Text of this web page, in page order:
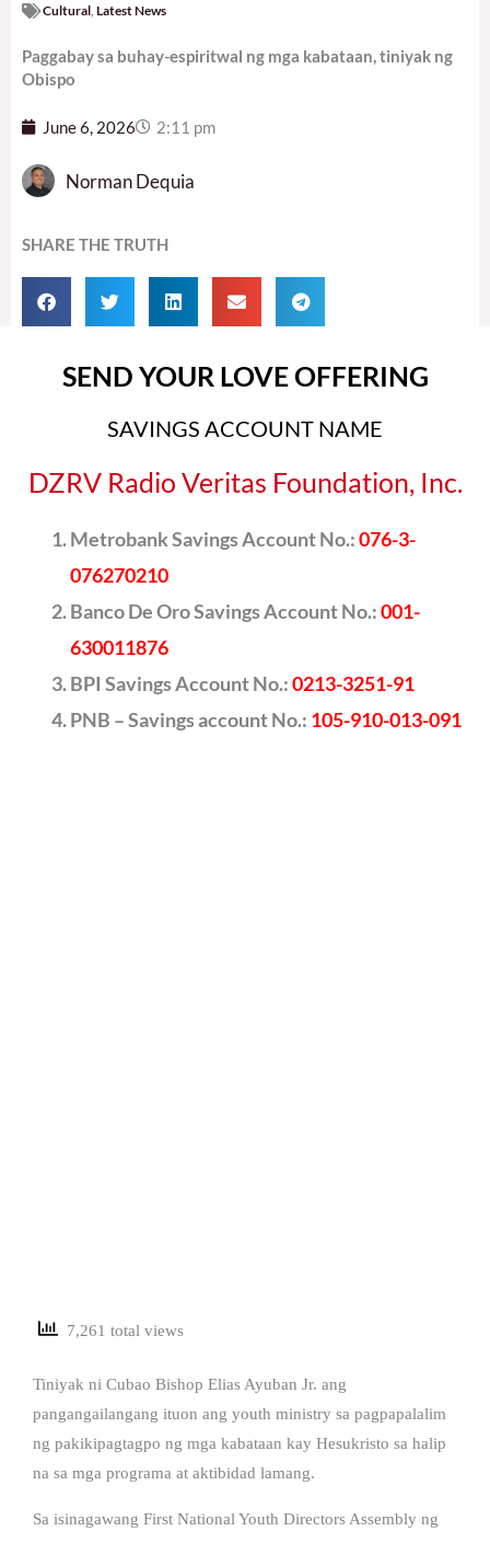
Cultural Latest News
Paggabay sa buhay-espiritwal ng mga kabataan, tiniyak ng
Obispo
June 6, 2026 2:11 pm
Norman Dequia
SHARE THE TRUTH
SEND YOUR LOVE OFFERING
SAVINGS ACCOUNT NAME
DZRV Radio Veritas Foundation, Inc.
Metrobank Savings Account No.:076-3-
076270210
Banco De Oro Savings Account No.:001-
630011876
BPI Savings Account No.:0213-3251-91
PNB – Savings account No.: 105-910-013-091
7,261 total views
Tiniyak ni Cubao Bishop Elias Ayuban Jr. ang
pangangailangang ituon ang youth ministry sa pagpapalalim
ng pakikipagtagpo ng mga kabataan kay Hesukristo sa halip
na sa mga programa at aktibidad lamang.
Sa isinagawang First National Youth Directors Assembly ng